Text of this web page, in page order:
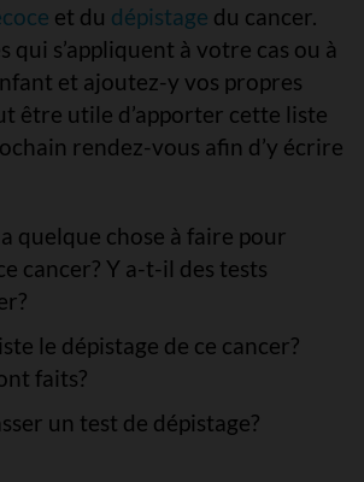
et du dépistage du cancer.
qui s’appliquent à votre cas ou à
et ajoutez-y vos propres
être utile d’apporter cette liste
rendez-vous afin d’y écrire
a quelque chose à faire pour
cancer? Y a-t-il des tests
le dépistage de ce cancer?
faits?
un test de dépistage?